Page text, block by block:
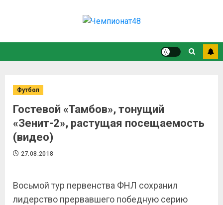
Футбол
Гостевой «Тамбов», тонущий
«Зенит-2», растущая посещаемость
(видео)
27.08.2018
Восьмой тур первенства ФНЛ сохранил
лидерство прервавшего победную серию